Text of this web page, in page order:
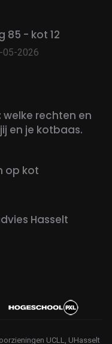
85 - kot 12
05-2026
welke rechten en
en je kotbaas.
op kot
Hasselt
UCLL, UHasselt